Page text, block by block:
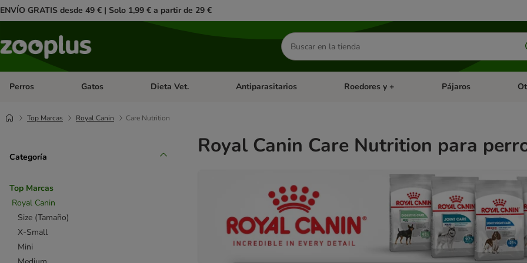
ENVÍO GRATIS desde 49 € | Solo 1,99 € a partir de 29 €
Buscar
productos
Perros Menú de categoria abierto: Perros
Gatos Menú de categoria abierto: Gatos
Dieta Vet. Menú de categoria abierto: Dieta Vet.
Antiparasitarios Menú de categoria abierto: Antiparasitarios
Roedores y + Menú de categoria
Pájaros
Top Marcas Royal Canin Care Nutrition
Categoría
Top Marcas
Royal Canin
Size (Tamaño)
X-Small
Mini
Royal Canin Care Nutrition para